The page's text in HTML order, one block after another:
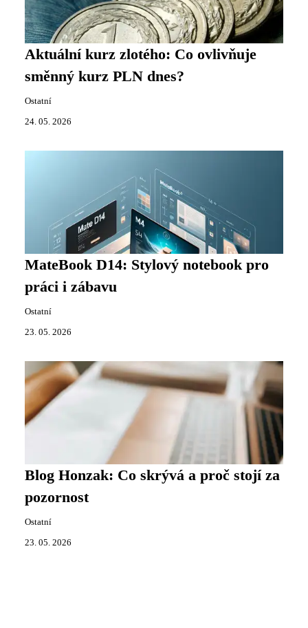
Aktuální kurz zlotého: Co ovlivňuje
směnný kurz PLN dnes?
Ostatní
24. 05. 2026
MateBook D14: Stylový notebook pro
práci i zábavu
Ostatní
23. 05. 2026
Blog Honzak: Co skrývá a proč stojí za
pozornost
Ostatní
23. 05. 2026